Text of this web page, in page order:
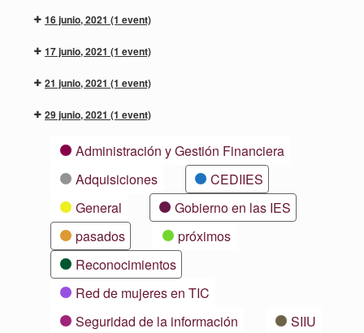
16 junio, 2021 (1 event)
17 junio, 2021 (1 event)
21 junio, 2021 (1 event)
29 junio, 2021 (1 event)
CategoríasAdministración y Gestión Financiera
Adquisiciones
CEDIIES
General
Gobierno en las IES
pasados
próximos
Reconocimientos
Red de mujeres en TIC
Seguridad de la información
SIIU